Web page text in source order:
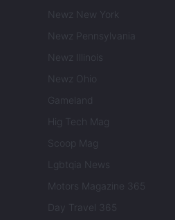
Newz New York
Newz Pennsylvania
Newz Illinois
Newz Ohio
Gameland
Hig Tech Mag
Scoop Mag
Lgbtqia News
Motors Magazine 365
Day Travel 365